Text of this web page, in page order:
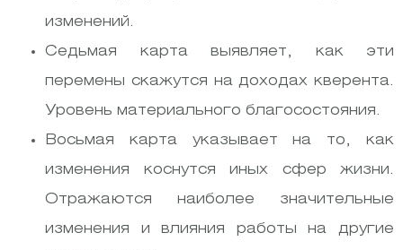
изменений.
Седьмая карта выявляет, как эти
перемены скажутся на доходах кверента.
Уровень материального благосостояния.
Восьмая карта указывает на то, как
изменения коснутся иных сфер жизни.
Отражаются наиболее значительные
изменения и влияния работы на другие